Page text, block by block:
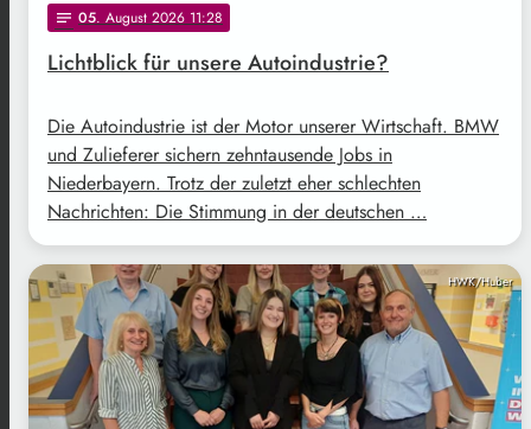
notes 05. August 2026 11:28
Lichtblick für unsere Autoindustrie?
Die Autoindustrie ist der Motor unserer Wirtschaft. BMW
und Zulieferer sichern zehntausende Jobs in
Niederbayern. Trotz der zuletzt eher schlechten
Nachrichten: Die Stimmung in der deutschen …
HWK/Huber